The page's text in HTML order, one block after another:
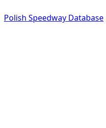
Polish Speedway Database